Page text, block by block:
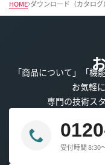
HOME ダウンロード（カタログ）
「商品について」「機
お気軽
専門の技術ス
受付時間 8:30